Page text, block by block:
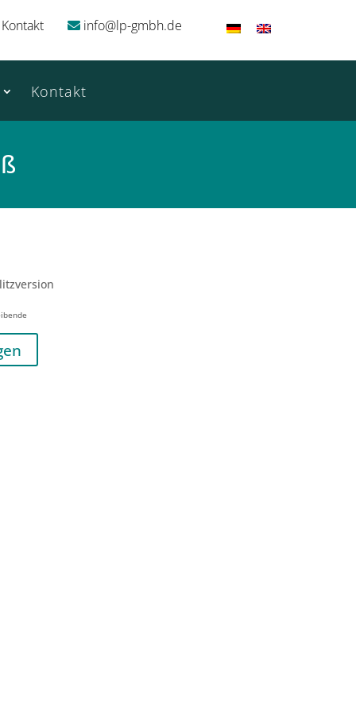
Kontakt info@lp-gmbh.de
Kontakt